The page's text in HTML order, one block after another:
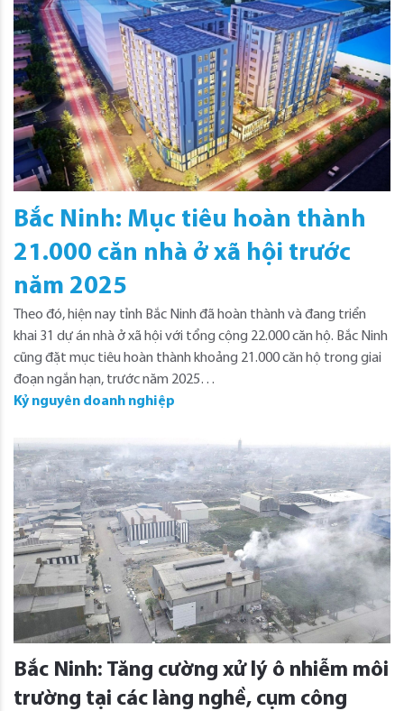
Bắc Ninh: Mục tiêu hoàn thành
21.000 căn nhà ở xã hội trước
năm 2025
Theo đó, hiện nay tỉnh Bắc Ninh đã hoàn thành và đang triển
khai 31 dự án nhà ở xã hội với tổng cộng 22.000 căn hộ. Bắc Ninh
cũng đặt mục tiêu hoàn thành khoảng 21.000 căn hộ trong giai
đoạn ngắn hạn, trước năm 2025…
Kỷ nguyên doanh nghiệp
Bắc Ninh: Tăng cường xử lý ô nhiễm môi
trường tại các làng nghề, cụm công